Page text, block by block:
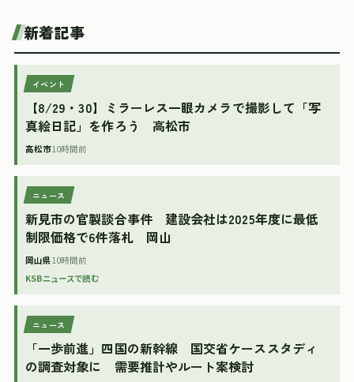
新着記事
イベント
【8/29・30】ミラーレス一眼カメラで撮影して「写
真絵日記」を作ろう 高松市
高松市10時間前
ニュース
新見市の官製談合事件 建設会社は2025年度に最低
制限価格で6件落札 岡山
岡山県 10時間前
KSBニュースで読む
ニュース
「一歩前進」四国の新幹線 国交省ケーススタディ
の調査対象に 需要推計やルート案検討